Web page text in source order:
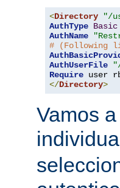
<Directory "/
AuthType Basic
AuthName
# (Following
AuthUserFile
Require
</Directory>
Vamos